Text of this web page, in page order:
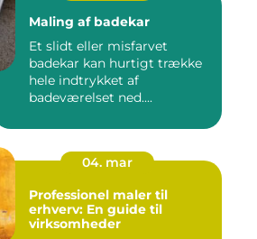
Maling af badekar
Et slidt eller misfarvet
badekar kan hurtigt trække
hele indtrykket af
badeværelset ned....
04. mar
Professionel maler til
erhverv: En guide til
virksomheder